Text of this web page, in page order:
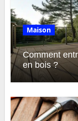
Maison
Comment
en bois ?